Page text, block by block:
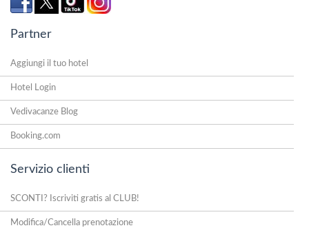
Partner
Aggiungi il tuo hotel
Hotel Login
Vedivacanze Blog
Booking.com
Servizio clienti
SCONTI? Iscriviti gratis al CLUB!
Modifica/Cancella prenotazione